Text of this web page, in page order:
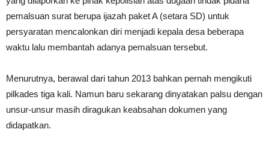
pemalsuan surat berupa ijazah paket A (setara SD) untuk
persyaratan mencalonkan diri menjadi kepala desa beberapa
waktu lalu membantah adanya pemalsuan tersebut.
Menurutnya, berawal dari tahun 2013 bahkan pernah mengikuti
pilkades tiga kali. Namun baru sekarang dinyatakan palsu dengan
unsur-unsur masih diragukan keabsahan dokumen yang
didapatkan.